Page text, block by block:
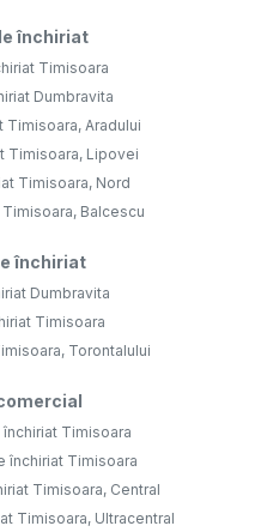
închiriat
Timisoara
Dumbravita
Timisoara, Aradului
Timisoara, Lipovei
Timisoara, Nord
Balcescu
închiriat
Dumbravita
Timisoara
Torontalului
Timisoara
închiriat Timisoara
Timisoara, Central
Timisoara, Ultracentral